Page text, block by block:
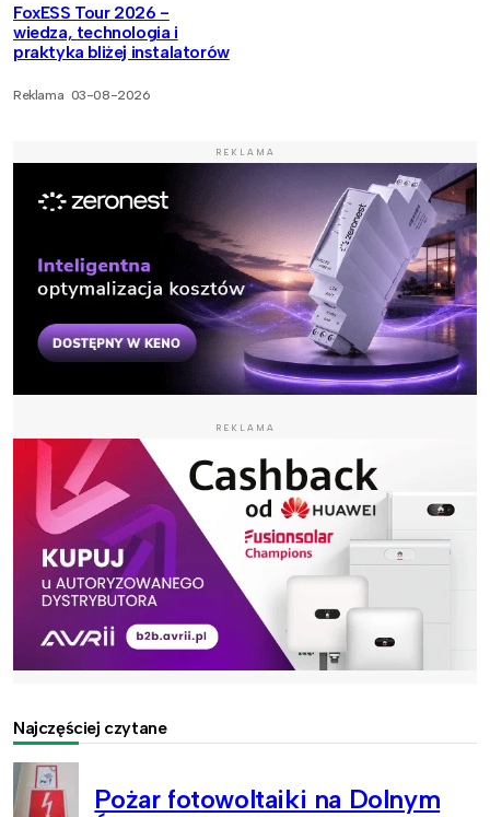
FoxESS Tour 2026 -
wiedza, technologia i
praktyka bliżej instalatorów
Reklama 03-08-2026
REKLAMA
REKLAMA
Najczęściej czytane
Pożar fotowoltaiki na Dolnym